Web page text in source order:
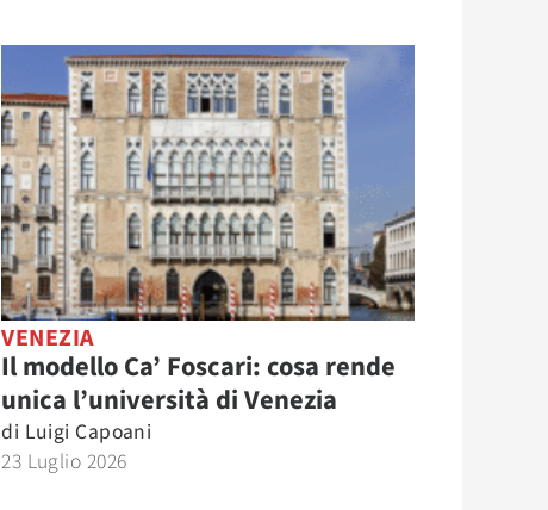
VENEZIA
Il modello Ca’ Foscari: cosa rende
unica l’università di Venezia
di Luigi Capoani
23 Luglio 2026